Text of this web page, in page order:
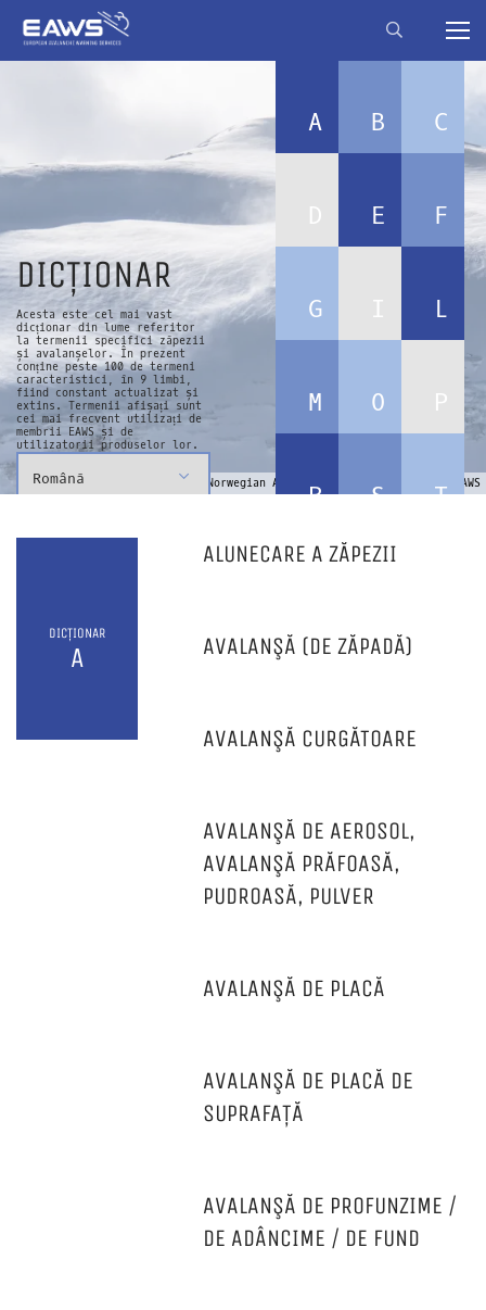
© Ragnar Ekker, The Norwegian Avalanche Warning Service | EAWS
DICȚIONAR
Acesta este cel mai vast
dicționar din lume referitor
la termenii specifici zăpezii
și avalanșelor. În prezent
conține peste 100 de termeni
caracteristici, în 9 limbi,
fiind constant actualizat și
extins. Termenii afișați sunt
cei mai frecvent utilizați de
membrii EAWS și de
utilizatorii produselor lor.
A B C
D E F
G I L
M O P
R S T
DICȚIONAR
A
ALUNECARE A ZĂPEZII
AVALANŞĂ (DE ZĂPADĂ)
AVALANŞĂ CURGĂTOARE
AVALANŞĂ DE AEROSOL,
AVALANŞĂ PRĂFOASĂ,
PUDROASĂ, PULVER
AVALANŞĂ DE PLACĂ
AVALANŞĂ DE PLACĂ DE
SUPRAFAȚĂ
AVALANŞĂ DE PROFUNZIME /
DE ADÂNCIME / DE FUND